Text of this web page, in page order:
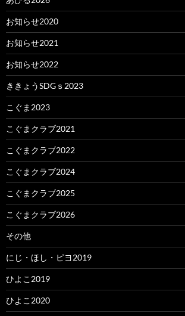
お知らせ2020
お知らせ2021
お知らせ2022
ききょうSDGｓ2023
こぐま2023
こぐまクラブ2021
こぐまクラブ2022
こぐまクラブ2024
こぐまクラブ2025
こぐまクラブ2026
その他
にじ・ほし・ピヨ2019
ひよこ2019
ひよこ2020